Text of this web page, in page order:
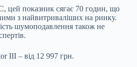
цей показник сягає 70 годин, що
з найвитриваліших на ринку.
шумоподавлення також не
III – від 12 997 грн.